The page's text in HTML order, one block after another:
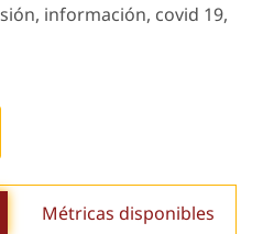
información, covid 19,
Métricas disponibles